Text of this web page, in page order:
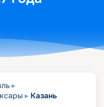
Казань